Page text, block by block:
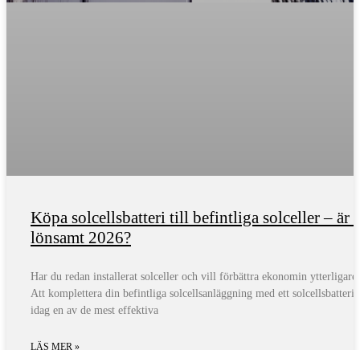
Köpa solcellsbatteri till befintliga solceller – är
lönsamt 2026?
Har du redan installerat solceller och vill förbättra ekonomin
Att komplettera din befintliga solcellsanläggning med ett solcellsbatteri
idag en av de mest effektiva
LÄS MER »